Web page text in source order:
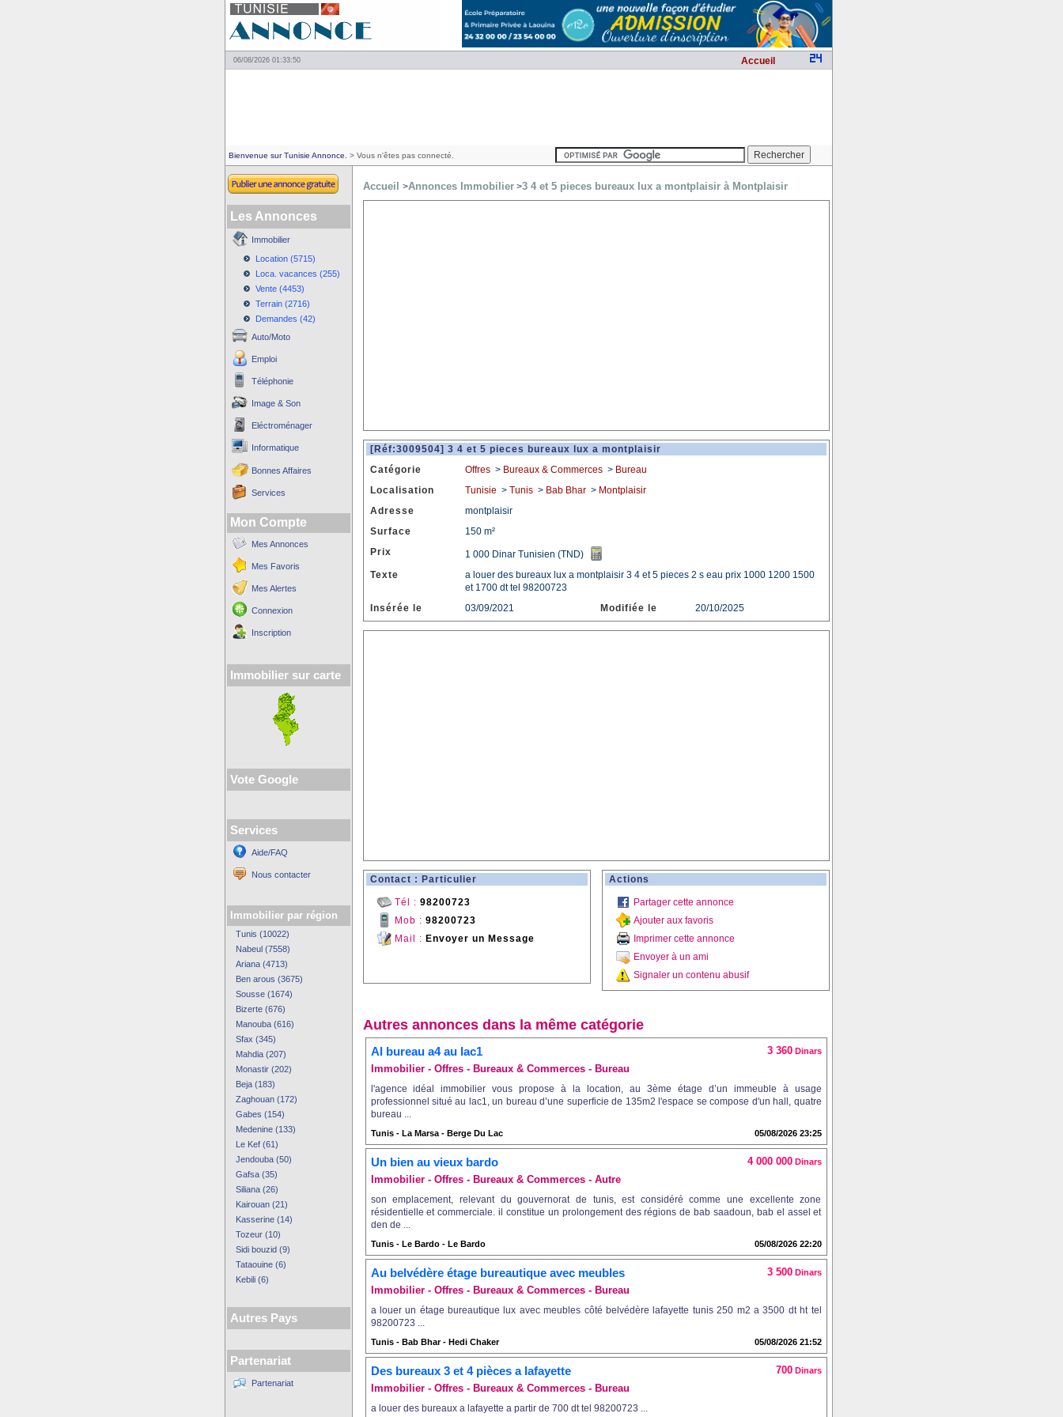
06/08/2026 01:33:50 Accueil
Bienvenue sur Tunisie Annonce. > Vous n'êtes pas connecté.
Les Annonces
Immobilier
Location (5715)
Loca. vacances (255)
Vente (4453)
Terrain (2716)
Demandes (42)
Auto/Moto
Emploi
Téléphonie
Image & Son
Eléctroménager
Informatique
Bonnes Affaires
Services
Mon Compte
Mes Annonces
Mes Favoris
Mes Alertes
Connexion
Inscription
Immobilier sur carte
Vote Google
Services
Aide/FAQ
Nous contacter
Immobilier par région
Tunis (10022)
Nabeul (7558)
Ariana (4713)
Ben arous (3675)
Sousse (1674)
Bizerte (676)
Manouba (616)
Sfax (345)
Mahdia (207)
Monastir (202)
Beja (183)
Zaghouan (172)
Gabes (154)
Medenine (133)
Le Kef (61)
Jendouba (50)
Gafsa (35)
Siliana (26)
Kairouan (21)
Kasserine (14)
Tozeur (10)
Sidi bouzid (9)
Tataouine (6)
Kebili (6)
Autres Pays
Partenariat
Partenariat
Accueil >Annonces Immobilier>3 4 et 5 pieces bureaux lux a montplaisir à Montplaisir
[Réf:3009504] 3 4 et 5 pieces bureaux lux a montplaisir
Catégorie
Offres> Bureaux & Commerces> Bureau
Localisation
Tunisie > Tunis> Bab Bhar> Montplaisir
Adresse
montplaisir
Surface
150 m²
Prix
1 000 Dinar Tunisien (TND)
Texte
a louer des bureaux lux a montplaisir 3 4 et 5 pieces 2 s eau prix 1000 1200 1500
et 1700 dt tel 98200723
Insérée le
03/09/2021 Modifiée le 20/10/2025
Contact : Particulier
Tél : 98200723
Mob : 98200723
Mail : Envoyer un Message
Actions
Partager cette annonce
Ajouter aux favoris
Imprimer cette annonce
Envoyer à un ami
Signaler un contenu abusif
Autres annonces dans la même catégorie
Al bureau a4 au lac1 3 360 Dinars
Immobilier - Offres - Bureaux & Commerces - Bureau
l'agence idéal immobilier vous propose à la location, au 3ème étage d’un immeuble à usage
professionnel situé au lac1, un bureau d’une superficie de 135m2 l'espace se compose d'un hall, quatre
bureau ...
Tunis - La Marsa - Berge Du Lac 05/08/2026 23:25
Un bien au vieux bardo 4 000 000 Dinars
Immobilier - Offres - Bureaux & Commerces - Autre
son emplacement, relevant du gouvernorat de tunis, est considéré comme une excellente zone
résidentielle et commerciale. il constitue un prolongement des régions de bab saadoun, bab el assel et
den de ...
Tunis - Le Bardo - Le Bardo 05/08/2026 22:20
Au belvédère étage bureautique avec meubles 3 500 Dinars
Immobilier - Offres - Bureaux & Commerces - Bureau
a louer un étage bureautique lux avec meubles côté belvédère lafayette tunis 250 m2 a 3500 dt ht tel
98200723 ...
Tunis - Bab Bhar - Hedi Chaker 05/08/2026 21:52
Des bureaux 3 et 4 pièces a lafayette 700 Dinars
Immobilier - Offres - Bureaux & Commerces - Bureau
a louer des bureaux a lafayette a partir de 700 dt tel 98200723 ...